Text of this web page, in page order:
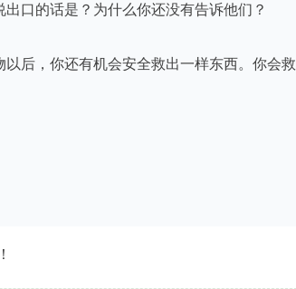
口的话是？为什么你还没有告诉他们？
后，你还有机会安全救出一样东西。你会救